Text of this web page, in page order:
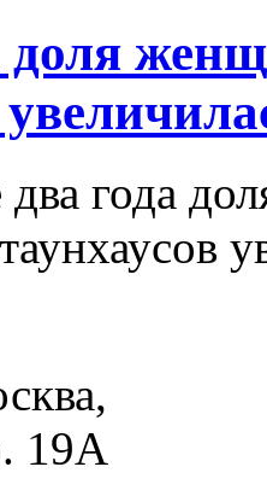
доля
два года
,
19А